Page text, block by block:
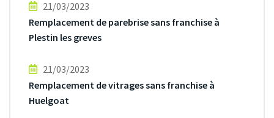
21/03/2023
Remplacement de parebrise sans franchise à
Plestin les greves
21/03/2023
Remplacement de vitrages sans franchise à
Huelgoat